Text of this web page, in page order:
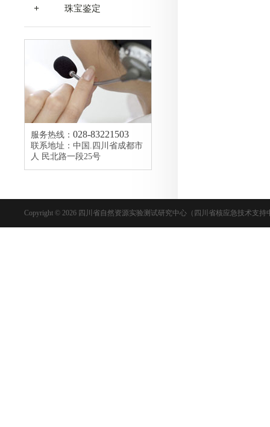
+ 珠宝鉴定
服务热线： 028-83221503
联系地址：中国.四川省成都市
人 民北路一段25号
Copyright © 2026 四川省自然资源实验测试研究中心（四川省核应急技术支持